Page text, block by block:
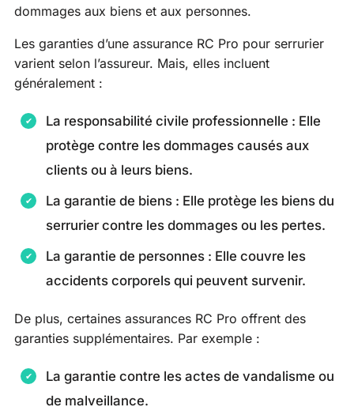
dommages aux biens et aux personnes.
Les garanties d’une assurance RC Pro pour serrurier
varient selon l’assureur. Mais, elles incluent
généralement :
La responsabilité civile professionnelle : Elle
protège contre les dommages causés aux
clients ou à leurs biens.
La garantie de biens : Elle protège les biens du
serrurier contre les dommages ou les pertes.
La garantie de personnes : Elle couvre les
accidents corporels qui peuvent survenir.
De plus, certaines assurances RC Pro offrent des
garanties supplémentaires. Par exemple :
La garantie contre les actes de vandalisme ou
de malveillance.